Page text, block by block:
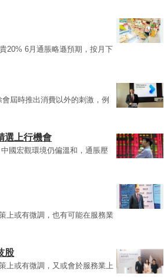
20% 6月通脹略遜預期，按月下
屆時推出消費以外的刺激，例
選上行機會
國宏觀環境仍偏溫和，通脹壓
上或有微調，也有可能在服務業
股
上或有微調，又或會於服務業上